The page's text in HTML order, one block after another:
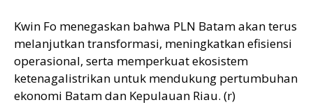
Kwin Fo menegaskan bahwa PLN Batam akan terus
melanjutkan transformasi, meningkatkan efisiensi
operasional, serta memperkuat ekosistem
ketenagalistrikan untuk mendukung pertumbuhan
ekonomi Batam dan Kepulauan Riau. (r)